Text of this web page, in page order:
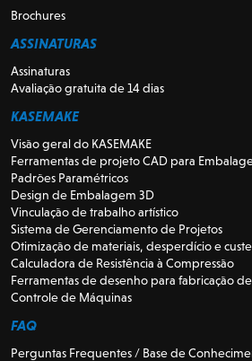
Brochures
ASSINATURAS
Assinaturas
Avaliação gratuita de 14 dias
KASEMAKE
Visão geral do KASEMAKE
Ferramentas de projeto CAD para
Padrões Paramétricos
Design de Embalagem 3D
Vinculação de trabalho artístico
Sistema de Gerenciamento de Projetos
Otimização de materiais, desperdício e
Calculadora de Resistência à Compressão
Ferramentas de desenho para fabricação
Controle de Máquinas
FAQ
Perguntas Frequentes / Base de